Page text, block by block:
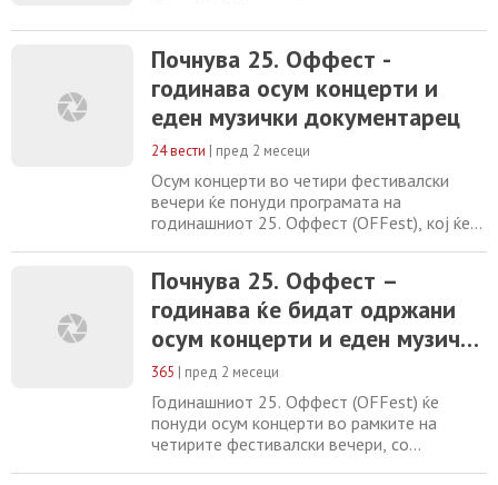
Почнува 25. Оффест -
годинава осум концерти и
еден музички документарец
24 вести | пред 2 месеци
Осум концерти во четири фестивалски
вечери ќе понуди програмата на
годинашниот 25. Оффест (OFFest), кој ќе
најави богата програма со учесници од 12
земји, со посебен акцент на континентот
Африка. Директорот Оливер Белопета на
прес-конференцијата во пресрет на
фестивалот, соопшти
Почнува 25. Оффест –
годинава ќе бидат одржани
осум концерти и еден музички
документарен филм.
365 | пред 2 месеци
Годинашниот 25. Оффест (OFFest) ќе
понуди осум концерти во рамките на
четирите фестивалски вечери, со